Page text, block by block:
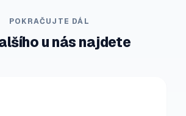
POKRAČUJTE DÁL
u nás najdete